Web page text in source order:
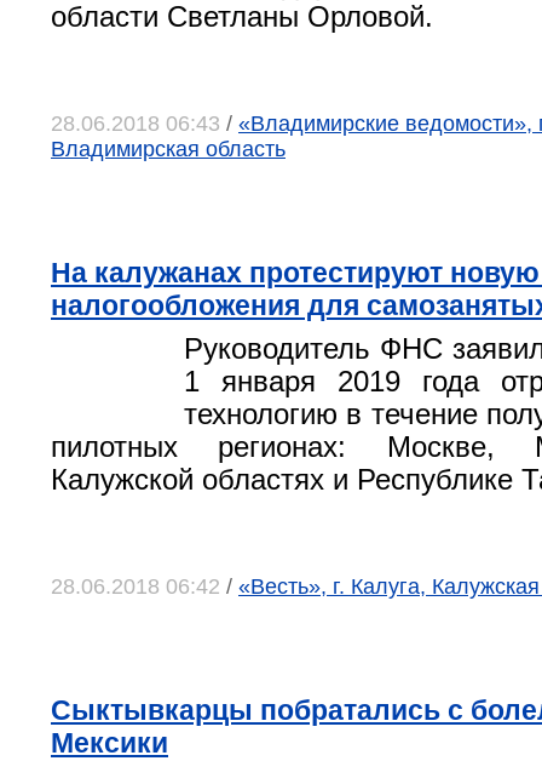
области Светланы Орловой.
28.06.2018 06:43 / «Владимирские ведомости»,
Владимирская область
На калужанах протестируют
налогообложения для
Руководитель ФНС
1 января 2019 года
технологию в течение
пилотных регионах: Москве,
Калужской областях и Республике
28.06.2018 06:42 / «Весть», г. Калуга,
Сыктывкарцы побратались с
Мексики